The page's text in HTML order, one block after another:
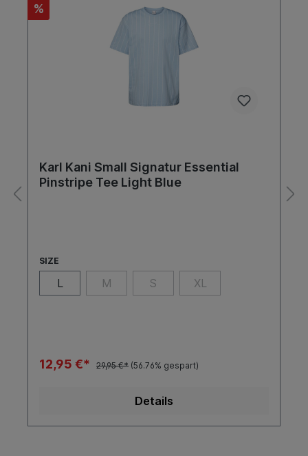
%
Karl Kani Small Signatur Essential
Pinstripe Tee Light Blue
SIZE
L M S XL
12,95 €* 29,95 €* (56.76% gespart)
Details